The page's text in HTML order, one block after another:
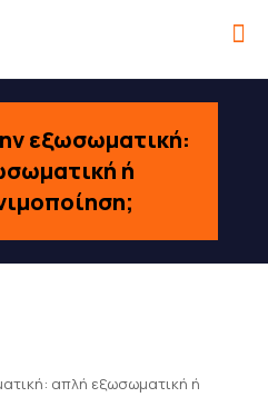
εξωσωματική:
ή